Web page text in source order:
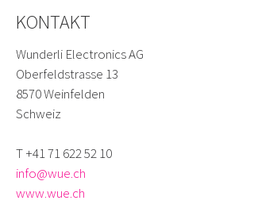
KONTAKT
Wunderli Electronics AG
Oberfeldstrasse 13
8570 Weinfelden
Schweiz
T+41 71 622 52 10
info@wue.ch
www.wue.ch